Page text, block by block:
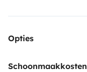
Opties
Schoonmaakkosten